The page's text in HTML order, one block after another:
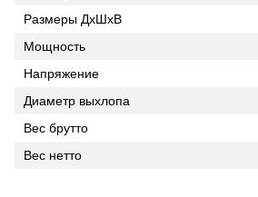
Размеры ДxШxВ
Мощность
Напряжение
Диаметр выхлопа
Вес брутто
Вес нетто